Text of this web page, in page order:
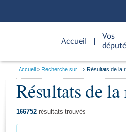
Accueil
d'accueil
Vos
Général
Vous
Accueil Recherche sur... Résultats de la
Résultats de la
166752 résultats trouvés